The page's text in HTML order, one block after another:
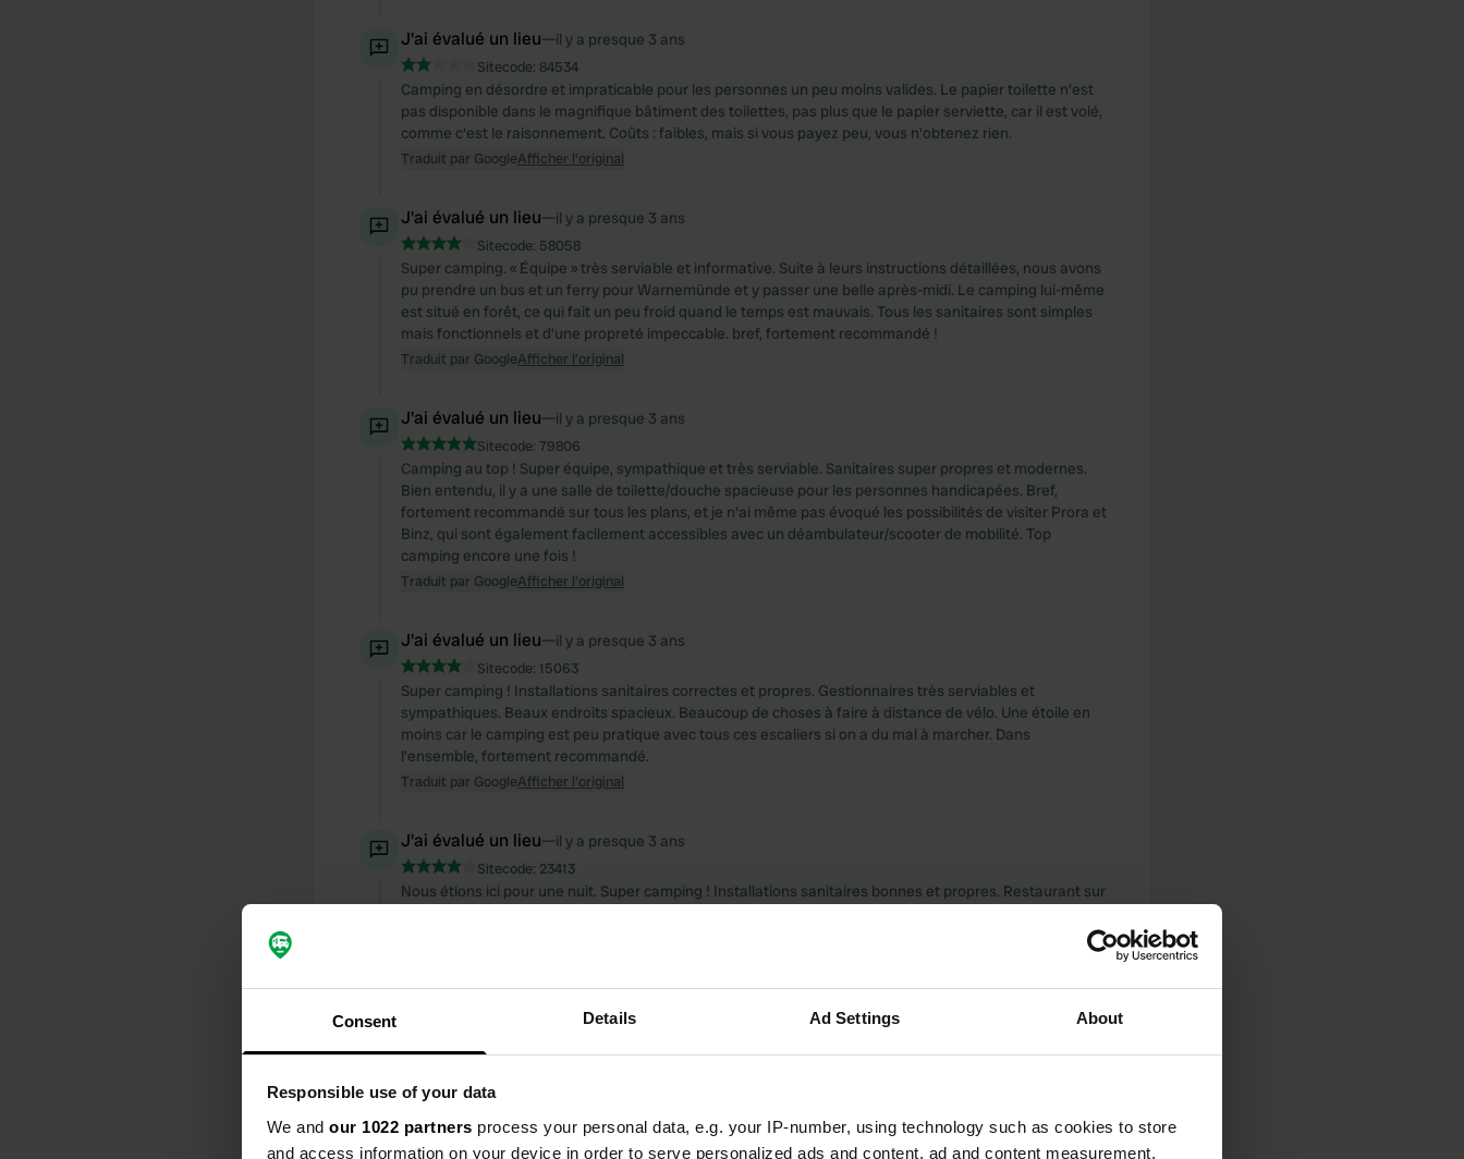
Consent Details Ad Settings About
Responsible use of your data
We and our 1022 partners process your personal data, e.g. your IP-number, using technology such as cookies to store
and access information on your device in order to serve personalized ads and content, ad and content measurement,
J'ai évalué un lieu—il y a presque 3 ans
Sitecode: 84534
Camping en désordre et impraticable pour les personnes un peu moins valides. Le papier toilette n'est
pas disponible dans le magnifique bâtiment des toilettes, pas plus que le papier serviette, car il est volé,
comme c'est le raisonnement. Coûts : faibles, mais si vous payez peu, vous n'obtenez rien.
Traduit par GoogleAfficher l'original
J'ai évalué un lieu—il y a presque 3 ans
Sitecode: 58058
Super camping. « Équipe » très serviable et informative. Suite à leurs instructions détaillées, nous avons
pu prendre un bus et un ferry pour Warnemünde et y passer une belle après-midi. Le camping lui-même
est situé en forêt, ce qui fait un peu froid quand le temps est mauvais. Tous les sanitaires sont simples
mais fonctionnels et d'une propreté impeccable. bref, fortement recommandé !
Traduit par GoogleAfficher l'original
J'ai évalué un lieu—il y a presque 3 ans
Sitecode: 79806
Camping au top ! Super équipe, sympathique et très serviable. Sanitaires super propres et modernes.
Bien entendu, il y a une salle de toilette/douche spacieuse pour les personnes handicapées. Bref,
fortement recommandé sur tous les plans, et je n'ai même pas évoqué les possibilités de visiter Prora et
Binz, qui sont également facilement accessibles avec un déambulateur/scooter de mobilité. Top
camping encore une fois !
Traduit par GoogleAfficher l'original
J'ai évalué un lieu—il y a presque 3 ans
Sitecode: 15063
Super camping ! Installations sanitaires correctes et propres. Gestionnaires très serviables et
sympathiques. Beaux endroits spacieux. Beaucoup de choses à faire à distance de vélo. Une étoile en
moins car le camping est peu pratique avec tous ces escaliers si on a du mal à marcher. Dans
l’ensemble, fortement recommandé.
Traduit par GoogleAfficher l'original
J'ai évalué un lieu—il y a presque 3 ans
Sitecode: 23413
Nous étions ici pour une nuit. Super camping ! Installations sanitaires bonnes et propres. Restaurant sur
Nous étions ici du 28 au 6 pour deux nuits. Grand camping, également pour les personnes moins
strictes, oui, mais on peut s'en accommoder. Idre à distance de marche (déambulateur/scooter).
Traduit par GoogleAfficher l'original